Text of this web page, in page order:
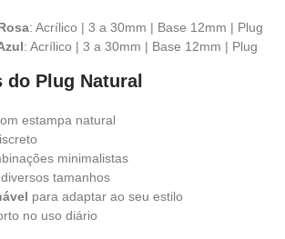
: Acrílico | 3 a 30mm | Base 12mm | Plug
: Acrílico | 3 a 30mm | Base 12mm | Plug
do Plug Natural
estampa natural
minimalistas
tamanhos
para adaptar ao seu estilo
no uso diário